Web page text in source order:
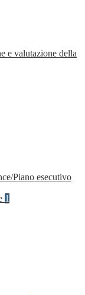
e valutazione della
Piano esecutivo
1